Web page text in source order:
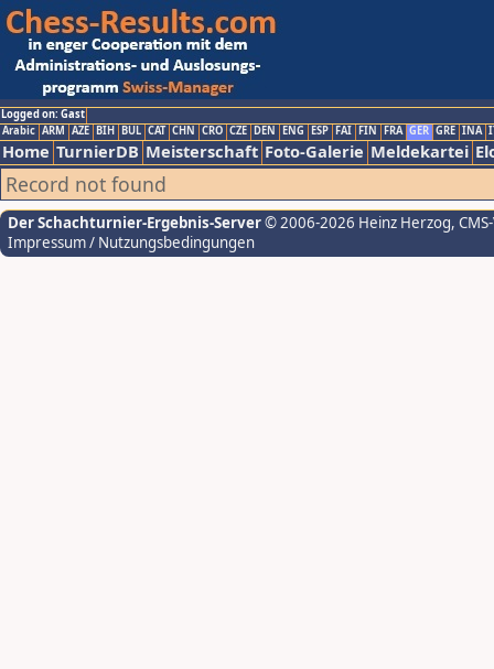
Logged on: Gast
Arabic ARM AZE BIH BUL CAT CHN CRO CZE DEN ENG ESP FAI FIN FRA GER GRE INA
Home TurnierDB Meisterschaft Foto-Galerie Meldekartei
Record not found
Der Schachturnier-Ergebnis-Server© 2006-2026 Heinz Herzog,
Impressum / Nutzungsbedingungen